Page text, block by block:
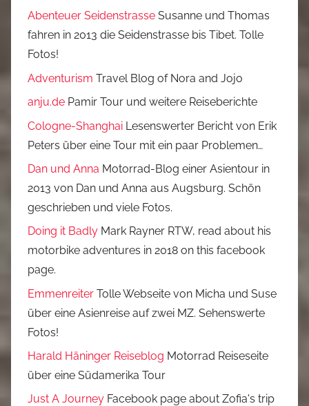
Abenteuer Seidenstrasse Susanne und Thomas
fahren in 2013 die Seidenstrasse bis Tibet. Tolle
Fotos!
Adventurism Travel Blog of Nora and Jojo
anju.de Pamir Tour und weitere Reiseberichte
Cologne-Shanghai Lesenswerter Bericht von Erik
Peters über eine Tour mit ein paar Problemen…
Dan und Anna Motorrad-Blog einer Asientour in
2013 von Dan und Anna aus Augsburg. Schön
geschrieben und viele Fotos.
Doing it Badly Mark Rayner RTW, read about his
motorbike adventures in 2018 on this facebook
page.
Emmenreiter Tolle Webseite von Micha und Suse
über eine Asienreise auf zwei MZ. Sehenswerte
Fotos!
Harald Häninger Reiseblog Motorrad Reiseseite
über eine Südamerika Tour
Just A Journey Facebook page about Zofia's trip